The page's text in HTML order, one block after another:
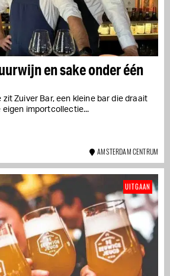
en sake onder één
zit Zuiver Bar, een kleine bar die draait
importcollectie...
AMSTERDAM CENTRUM
UITGAAN